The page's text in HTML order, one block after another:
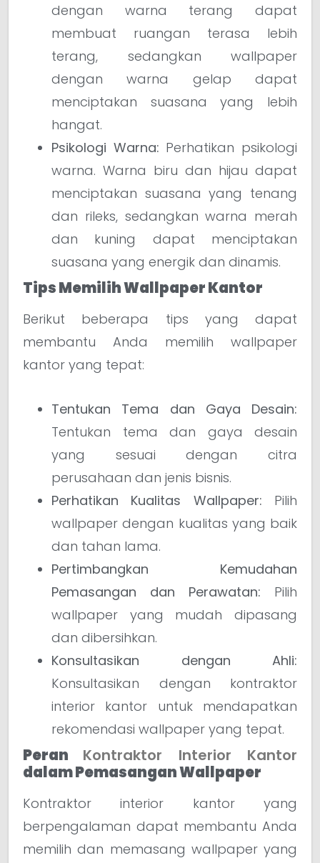
dengan warna terang dapat
membuat ruangan terasa lebih
terang, sedangkan wallpaper
dengan warna gelap dapat
menciptakan suasana yang lebih
hangat.
Psikologi Warna: Perhatikan psikologi
warna. Warna biru dan hijau dapat
menciptakan suasana yang tenang
dan rileks, sedangkan warna merah
dan kuning dapat menciptakan
suasana yang energik dan dinamis.
Tips Memilih Wallpaper Kantor
Berikut beberapa tips yang dapat
membantu Anda memilih wallpaper
kantor yang tepat:
Tentukan Tema dan Gaya Desain:
Tentukan tema dan gaya desain
yang sesuai dengan citra
perusahaan dan jenis bisnis.
Perhatikan Kualitas Wallpaper: Pilih
wallpaper dengan kualitas yang baik
dan tahan lama.
Pertimbangkan Kemudahan
Pemasangan dan Perawatan: Pilih
wallpaper yang mudah dipasang
dan dibersihkan.
Konsultasikan dengan Ahli:
Konsultasikan dengan kontraktor
interior kantor untuk mendapatkan
rekomendasi wallpaper yang tepat.
Peran Kontraktor Interior Kantor
dalam Pemasangan Wallpaper
Kontraktor interior kantor yang
berpengalaman dapat membantu Anda
memilih dan memasang wallpaper yang